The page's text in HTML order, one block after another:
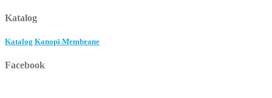
Katalog
Katalog Kanopi Membrane
Facebook